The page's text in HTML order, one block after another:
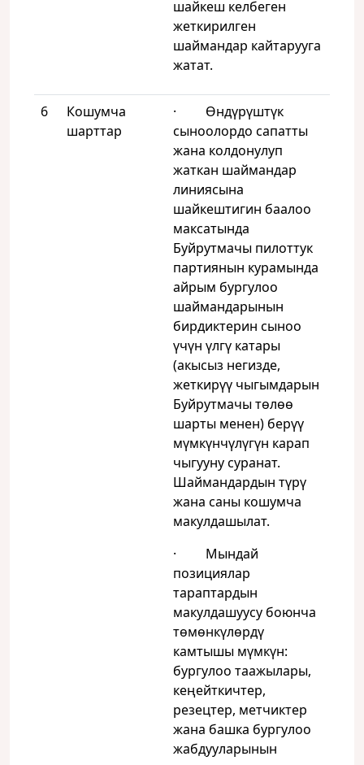
шайкеш келбеген
жеткирилген
шаймандар кайтарууга
жатат.
6
Кошумча
шарттар
· Өндүрүштүк
сыноолордо сапатты
жана колдонулуп
жаткан шаймандар
линиясына
шайкештигин баалоо
максатында
Буйрутмачы пилоттук
партиянын курамында
айрым бургулоо
шаймандарынын
бирдиктерин сыноо
үчүн үлгү катары
(акысыз негизде,
жеткирүү чыгымдарын
Буйрутмачы төлөө
шарты менен) берүү
мүмкүнчүлүгүн карап
чыгууну суранат.
Шаймандардын түрү
жана саны кошумча
макулдашылат.
· Мындай
позициялар
тараптардын
макулдашуусу боюнча
төмөнкүлөрдү
камтышы мүмкүн:
бургулоо таажылары,
кеңейткичтер,
резецтер, метчиктер
жана башка бургулоо
жабдууларынын